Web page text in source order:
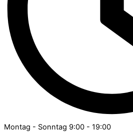
Montag - Sonntag 9:00 - 19:00